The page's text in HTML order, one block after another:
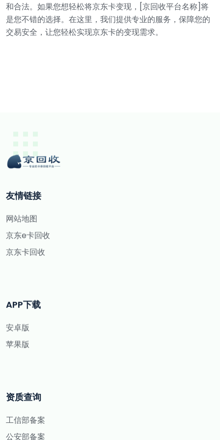
和合法。如果您想轻松将京东卡变现，[京回收平台名称]将
是您不错的选择。在这里，我们提供专业的服务，保障您的
交易安全，让您轻松实现京东卡的变现需求。
友情链接
网站地图
京东e卡回收
京东卡回收
APP下载
安卓版
苹果版
资质查询
工信部备案
公安部备案